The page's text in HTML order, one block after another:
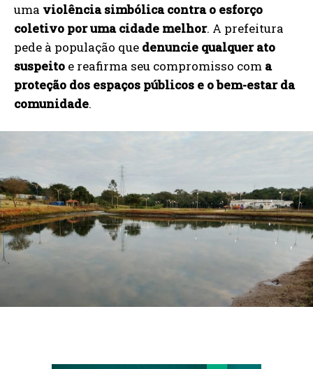
uma violência simbólica contra o esforço
coletivo por uma cidade melhor. A prefeitura
pede à população que denuncie qualquer ato
suspeito e reafirma seu compromisso com a
proteção dos espaços públicos e o bem-estar da
comunidade.